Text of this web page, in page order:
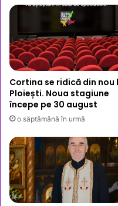
Cortina se ridică din nou
Ploiești. Noua stagiune
începe pe 30 august
o săptămână în urmă